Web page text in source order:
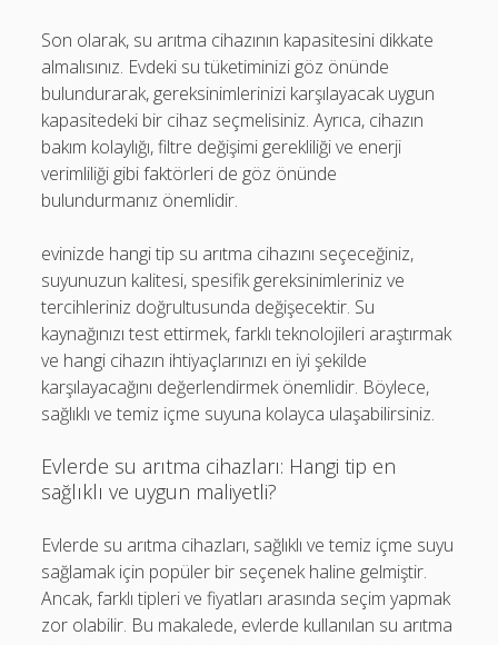
Son olarak, su arıtma cihazının kapasitesini dikkate
almalısınız. Evdeki su tüketiminizi göz önünde
bulundurarak, gereksinimlerinizi karşılayacak uygun
kapasitedeki bir cihaz seçmelisiniz. Ayrıca, cihazın
bakım kolaylığı, filtre değişimi gerekliliği ve enerji
verimliliği gibi faktörleri de göz önünde
bulundurmanız önemlidir.
evinizde hangi tip su arıtma cihazını seçeceğiniz,
suyunuzun kalitesi, spesifik gereksinimleriniz ve
tercihleriniz doğrultusunda değişecektir. Su
kaynağınızı test ettirmek, farklı teknolojileri araştırmak
ve hangi cihazın ihtiyaçlarınızı en iyi şekilde
karşılayacağını değerlendirmek önemlidir. Böylece,
sağlıklı ve temiz içme suyuna kolayca ulaşabilirsiniz.
Evlerde su arıtma cihazları: Hangi tip en
sağlıklı ve uygun maliyetli?
Evlerde su arıtma cihazları, sağlıklı ve temiz içme suyu
sağlamak için popüler bir seçenek haline gelmiştir.
Ancak, farklı tipleri ve fiyatları arasında seçim yapmak
zor olabilir. Bu makalede, evlerde kullanılan su arıtma